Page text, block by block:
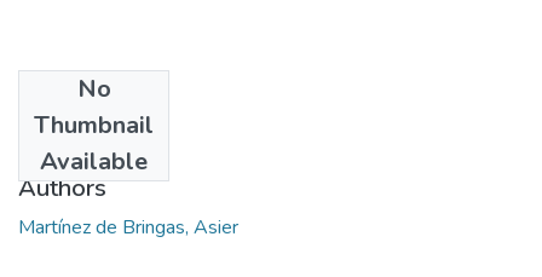
No
Thumbnail
Available
2022
Authors
Martínez de Bringas, Asier